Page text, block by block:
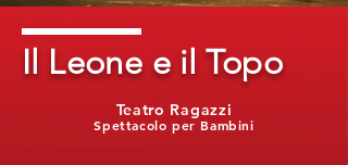
Il Leone e il Topo
Spettacolo per Bambini
Teatro Ragazzi